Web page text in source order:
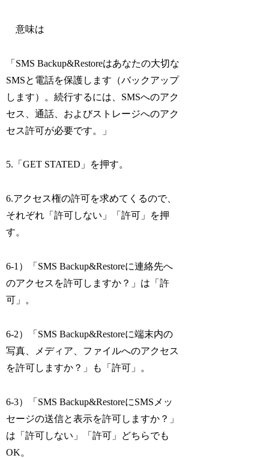
意味は
「SMS Backup&Restoreはあなたの大切な
SMSと電話を保護します（バックアップ
します）。続行するには、SMSへのアク
セス、通話、およびストレージへのアク
セス許可が必要です。」
5.「GET STATED」を押す。
6.アクセス権の許可を求めてくるので、
それぞれ「許可しない」「許可」を押
す。
6-1）「SMS Backup&Restoreに連絡先へ
のアクセスを許可しますか？」は「許
可」。
6-2）「SMS Backup&Restoreに端末内の
写真、メディア、ファイルへのアクセス
を許可しますか？」も「許可」。
6-3）「SMS Backup&RestoreにSMSメッ
セージの送信と表示を許可しますか？」
は「許可しない」「許可」どちらでも
OK。